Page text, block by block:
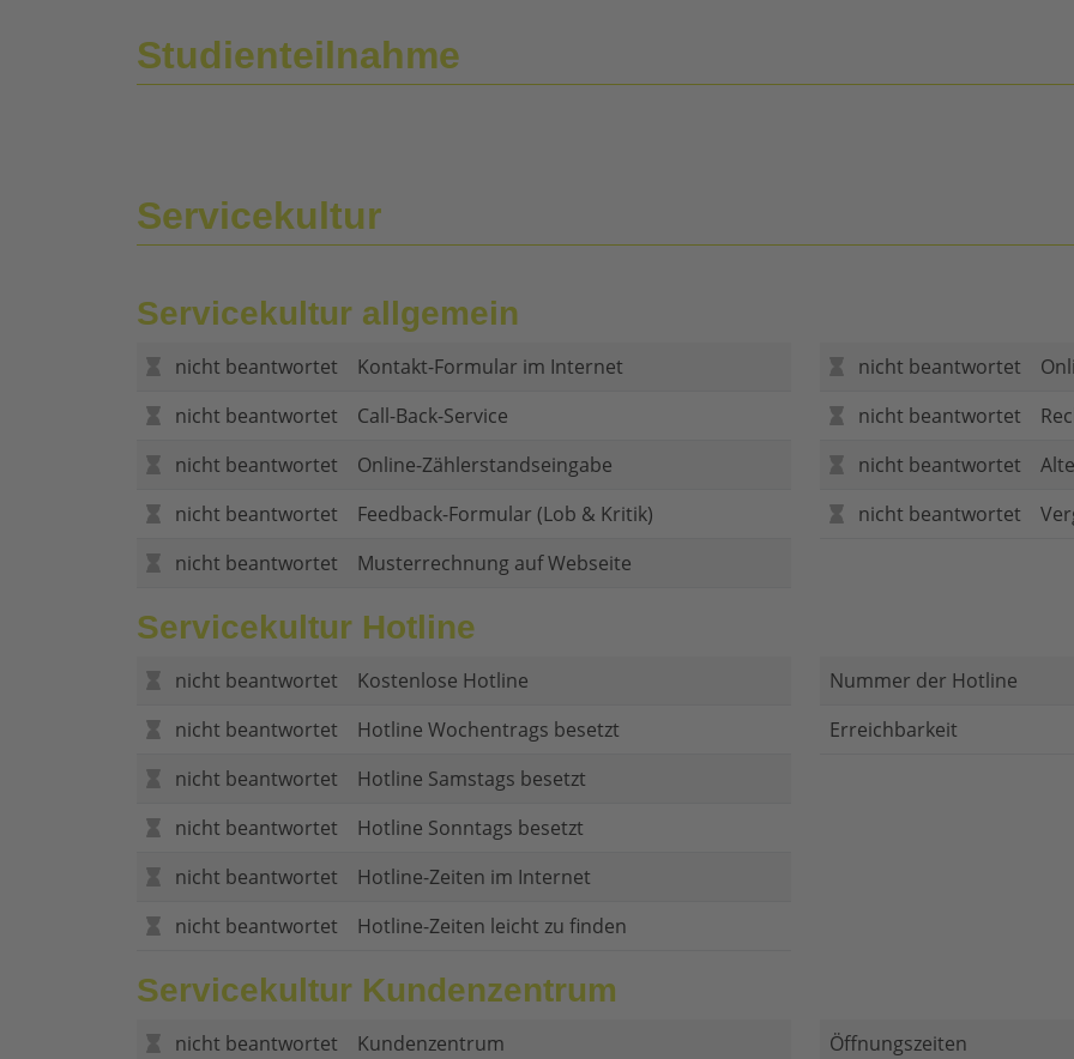
Studienteilnahme
Servicekultur
Servicekultur allgemein
nicht beantwortet
Kontakt-Formular im Internet
nicht beantwortet
Call-Back-Service
nicht beantwortet
Online-Zählerstandseingabe
nicht beantwortet
Feedback-Formular (Lob & Kritik)
nicht beantwortet
Musterrechnung auf Webseite
nicht beantwortet
nicht beantwortet
nicht beantwortet
nicht beantwortet
Servicekultur Hotline
nicht beantwortet
Kostenlose Hotline
nicht beantwortet
Hotline Wochentrags besetzt
nicht beantwortet
Hotline Samstags besetzt
nicht beantwortet
Hotline Sonntags besetzt
nicht beantwortet
Hotline-Zeiten im Internet
nicht beantwortet
Hotline-Zeiten leicht zu finden
Nummer der Hotline
Erreichbarkeit
Servicekultur Kundenzentrum
nicht beantwortet
Kundenzentrum
Öffnungszeiten